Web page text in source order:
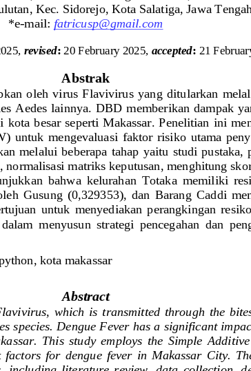
Kec. Sidorejo, Kota Salatiga, Jawa
*e-mail: fatricusp@gmail.com
, revised: 20 February 2025, accepted: 21
Abstrak
oleh  virus  Flavivirus  yang  ditularkan
Aedes lainnya. DBD memberikan dampak
kota  besar seperti Makassar. Penelitian ini
untuk  mengevaluasi  faktor  risiko  utama
melalui beberapa  tahap yaitu studi pustaka,
normalisasi matriks keputusan, menghitung
bahwa  kelurahan  Totaka  memiliki
Gusung  (0,329353),  dan  Barang  Caddi
untuk menyediakan  perangkingan
menyusun strategi  pencegahan  dan
kota makassar
Abstract
which  is  transmitted  through  the
species. Dengue Fever has a significant
This  study  employs  the  Simple
factors  for  dengue  fever  in  Makassar  City.